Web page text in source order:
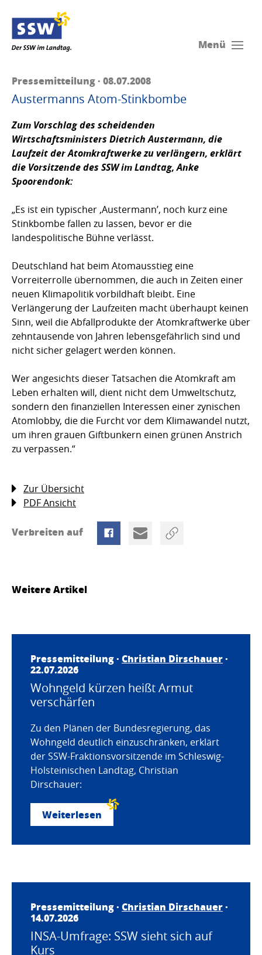
Menü
Pressemitteilung · 08.07.2008
Austermanns Atom-Stinkbombe
Zum Vorschlag des scheidenden
Wirtschaftsministers Dietrich Austermann, die
Laufzeit der Atomkraftwerke zu verlängern, erklärt
die Vorsitzende des SSW im Landtag,Anke
Spoorendonk:
„Es ist ein typischer ‚Austermann’, noch kurz eine
Stinkbombe fallen zu lassen, bevor er die
landespolitische Bühne verlässt.
Deutschland hat beim Atomausstieg eine
Vorreiterrolle übernommen, die auch in Zeiten einer
neuen Klimapolitik vorbildhaft bleibt. Eine
Verlängerung der Laufzeiten macht überhaupt keinen
Sinn, weil die Abfallprodukte der Atomkraftwerke über
zehntausende von Jahren lebensgefährlich sind und
nicht sicher gelagert werden können.
Wer angesichts dieser Tatsachen die Atomkraft am
Leben erhalten will, dient nicht dem Umweltschutz,
sondern den finanziellen Interessen einer zynischen
Atomlobby, die die Furcht vor dem Klimawandel nutzt,
um ihren grauen Giftbunkern einen grünen Anstrich
zu verpassen.“
Zur Übersicht
PDF Ansicht
Verbreiten auf
Weitere Artikel
Pressemitteilung · Christian Dirschauer·
22.07.2026
Wohngeld kürzen heißt Armut
verschärfen
Zu den Plänen der Bundesregierung, das
Wohngeld deutlich einzuschränken, erklärt
der SSW-Fraktionsvorsitzende im Schleswig-
Holsteinischen Landtag, Christian
Dirschauer:
Weiterlesen
Pressemitteilung · Christian Dirschauer·
14.07.2026
INSA-Umfrage: SSW sieht sich auf
Kurs